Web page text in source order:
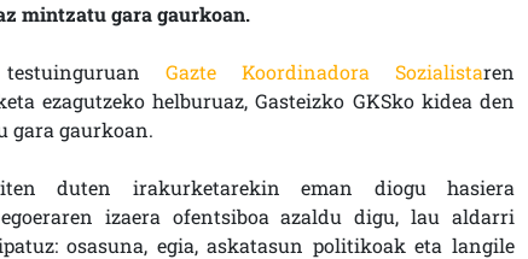
mintzatu gara gaurkoan.
testuinguruan Gazte Koordinadora Sozialistaren
ezagutzeko helburuaz, Gasteizko GKSko kidea den
gara gaurkoan.
duten irakurketarekin eman diogu hasiera
izaera ofentsiboa azaldu digu, lau aldarri
osasuna, egia, askatasun politikoak eta langile